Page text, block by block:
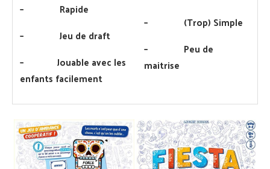
– Rapide
– Jeu de draft
– Jouable avec les
enfants facilement
– (Trop) Simple
– Peu de
maitrise